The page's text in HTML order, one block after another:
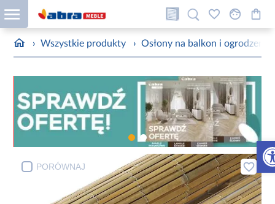
› Wszystkie produkty › Osłony na balkon i ogrodzenie
PORÓWNAJ